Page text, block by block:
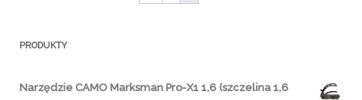
PRODUKTY
Narzędzie CAMO Marksman Pro-X1 1,6 (szczelina 1,6